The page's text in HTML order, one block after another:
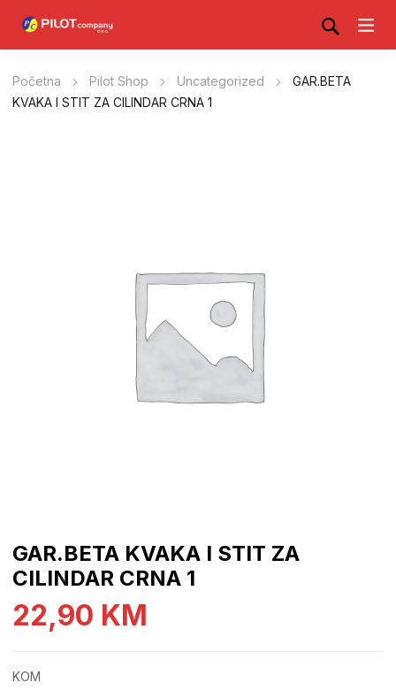
Početna Pilot Shop Uncategorized
GAR.BETA
KVAKA I STIT ZA CILINDAR CRNA 1
GAR.BETA KVAKA I STIT ZA
CILINDAR CRNA 1
22,90 KM
KOM